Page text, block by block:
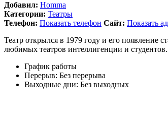
Добавил: Homma
Категории: Театры
Телефон: Показать телефон Сайт: Показать
Театр открылся в 1979 году и его появление
любимых театров интеллигенции и студентов.
График работы
Перерыв: Без перерыва
Выходные дни: Без выходных